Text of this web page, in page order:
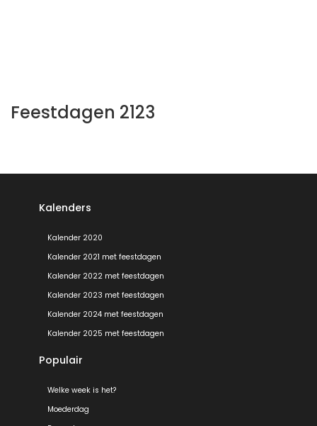
Feestdagen 2123
Kalenders
Kalender 2020
Kalender 2021 met feestdagen
Kalender 2022 met feestdagen
Kalender 2023 met feestdagen
Kalender 2024 met feestdagen
Kalender 2025 met feestdagen
Populair
Welke week is het?
Moederdag